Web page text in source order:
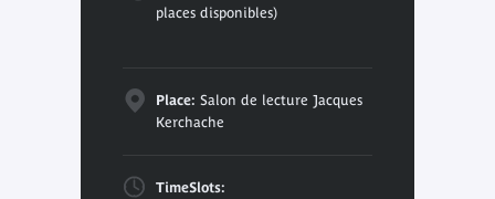
places disponibles)
Place: Salon de lecture Jacques
Kerchache
TimeSlots: